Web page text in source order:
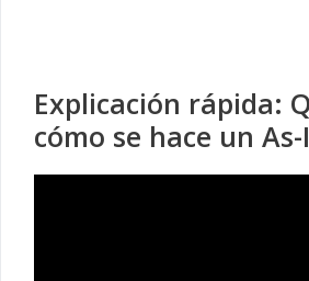
Explicación rápida:
cómo se hace un As-